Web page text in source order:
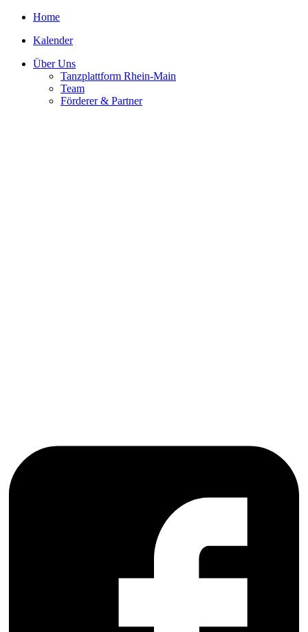
Home
Kalender
Über Uns
Tanzplattform Rhein-Main
Team
Förderer & Partner